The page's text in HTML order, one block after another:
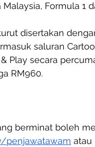
Malaysia, Formula 1
disertakan
saluran
Play secara
RM960.
berminat boleh
penjawatawam atau